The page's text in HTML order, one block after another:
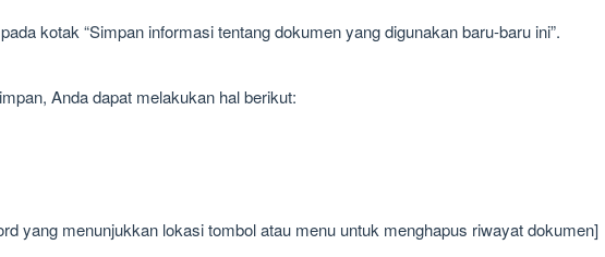
kotak “Simpan informasi tentang dokumen yang digunakan baru-baru ini”.
Anda dapat melakukan hal berikut:
yang menunjukkan lokasi tombol atau menu untuk menghapus riwayat dokumen]